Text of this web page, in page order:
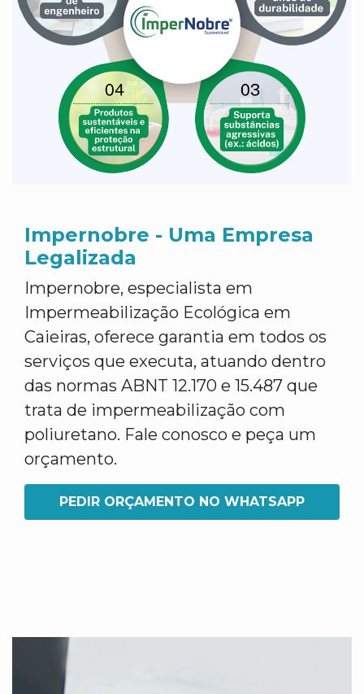
Impernobre - Uma Empresa
Legalizada
Impernobre, especialista em
Impermeabilização Ecológica em
Caieiras, oferece garantia em todos os
serviços que executa, atuando dentro
das normas ABNT 12.170 e 15.487 que
trata de impermeabilização com
poliuretano. Fale conosco e peça um
orçamento.
PEDIR ORÇAMENTO NO WHATSAPP